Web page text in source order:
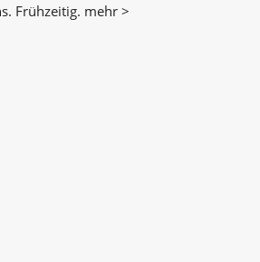
Frühzeitig. mehr >